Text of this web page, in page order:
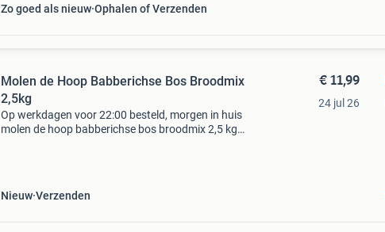
Zo goed als nieuw Ophalen of Verzenden
Molen de Hoop Babberichse Bos Broodmix
2,5kg
Op werkdagen voor 22:00 besteld, morgen in huis
molen de hoop babberichse bos broodmix 2,5 kg
Nieuw Verzenden
€ 11,99
24 jul 26